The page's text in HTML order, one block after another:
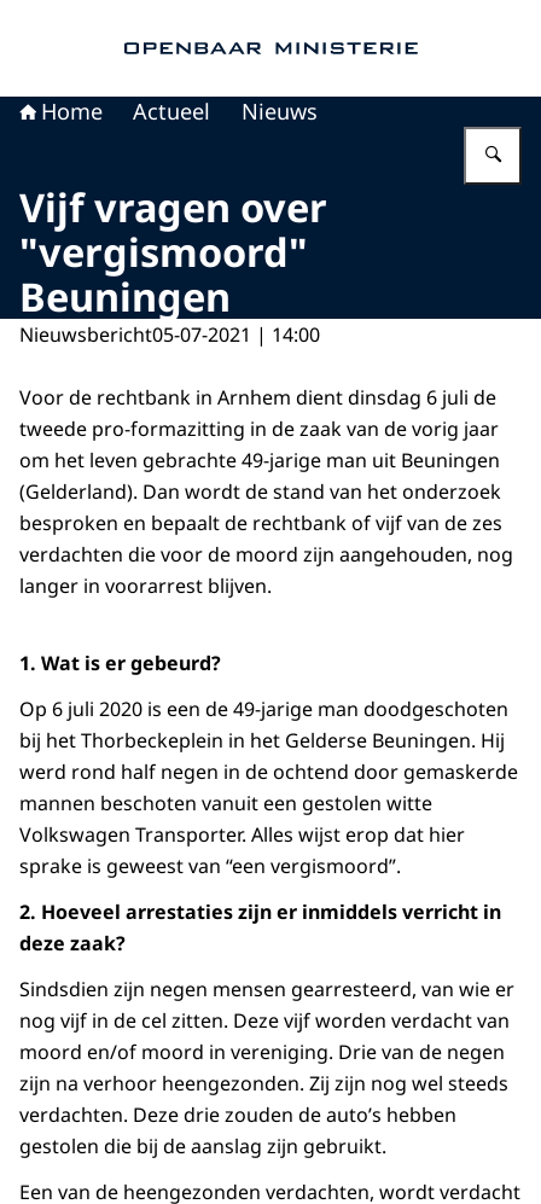
Home Actueel Nieuws
Vijf vragen over
"vergismoord"
Beuningen
Nieuwsbericht05-07-2021 | 14:00
Voor de rechtbank in Arnhem dient dinsdag 6 juli de
tweede pro-formazitting in de zaak van de vorig jaar
om het leven gebrachte 49-jarige man uit Beuningen
(Gelderland). Dan wordt de stand van het onderzoek
besproken en bepaalt de rechtbank of vijf van de zes
verdachten die voor de moord zijn aangehouden, nog
langer in voorarrest blijven.
1. Wat is er gebeurd?
Op 6 juli 2020 is een de 49-jarige man doodgeschoten
bij het Thorbeckeplein in het Gelderse Beuningen. Hij
werd rond half negen in de ochtend door gemaskerde
mannen beschoten vanuit een gestolen witte
Volkswagen Transporter. Alles wijst erop dat hier
sprake is geweest van “een vergismoord”.
2. Hoeveel arrestaties zijn er inmiddels verricht in
deze zaak?
Sindsdien zijn negen mensen gearresteerd, van wie er
nog vijf in de cel zitten. Deze vijf worden verdacht van
moord en/of moord in vereniging. Drie van de negen
zijn na verhoor heengezonden. Zij zijn nog wel steeds
verdachten. Deze drie zouden de auto’s hebben
gestolen die bij de aanslag zijn gebruikt.
Een van de heengezonden verdachten, wordt verdacht